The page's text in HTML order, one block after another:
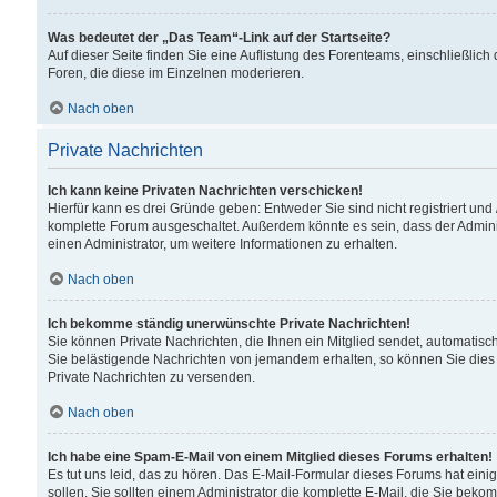
Was bedeutet der „Das Team“-Link auf der Startseite?
Auf dieser Seite finden Sie eine Auflistung des Forenteams,
Foren, die diese im Einzelnen moderieren.
Nach oben
Private Nachrichten
Ich kann keine Privaten Nachrichten verschicken!
Hierfür kann es drei Gründe geben: Entweder Sie sind nicht registriert
komplette Forum ausgeschaltet. Außerdem könnte es sein, dass der
einen Administrator, um weitere Informationen zu erhalten.
Nach oben
Ich bekomme ständig unerwünschte Private Nachrichten!
Sie können Private Nachrichten, die Ihnen ein Mitglied sendet,
Sie belästigende Nachrichten von jemandem erhalten, so können Sie
Private Nachrichten zu versenden.
Nach oben
Ich habe eine Spam-E-Mail von einem Mitglied dieses Forums erhalten!
Es tut uns leid, das zu hören. Das E-Mail-Formular dieses Forums hat
sollen. Sie sollten einem Administrator die komplette E-Mail, die Sie